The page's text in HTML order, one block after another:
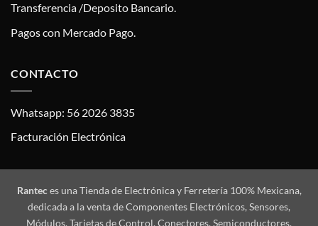
Transferencia /Deposito Bancario.
Pagos con Mercado Pago.
CONTACTO
Whatsapp: 56 2026 3835
Facturación Electrónica
Ranteces una Tienda de Electrónica y Ferretería 100% Mexicana,
dedicada a la venta de Componentes Electrónicos, Sensores,
Módulos, Tarjetas de Control, Conectores, Semiconductores,